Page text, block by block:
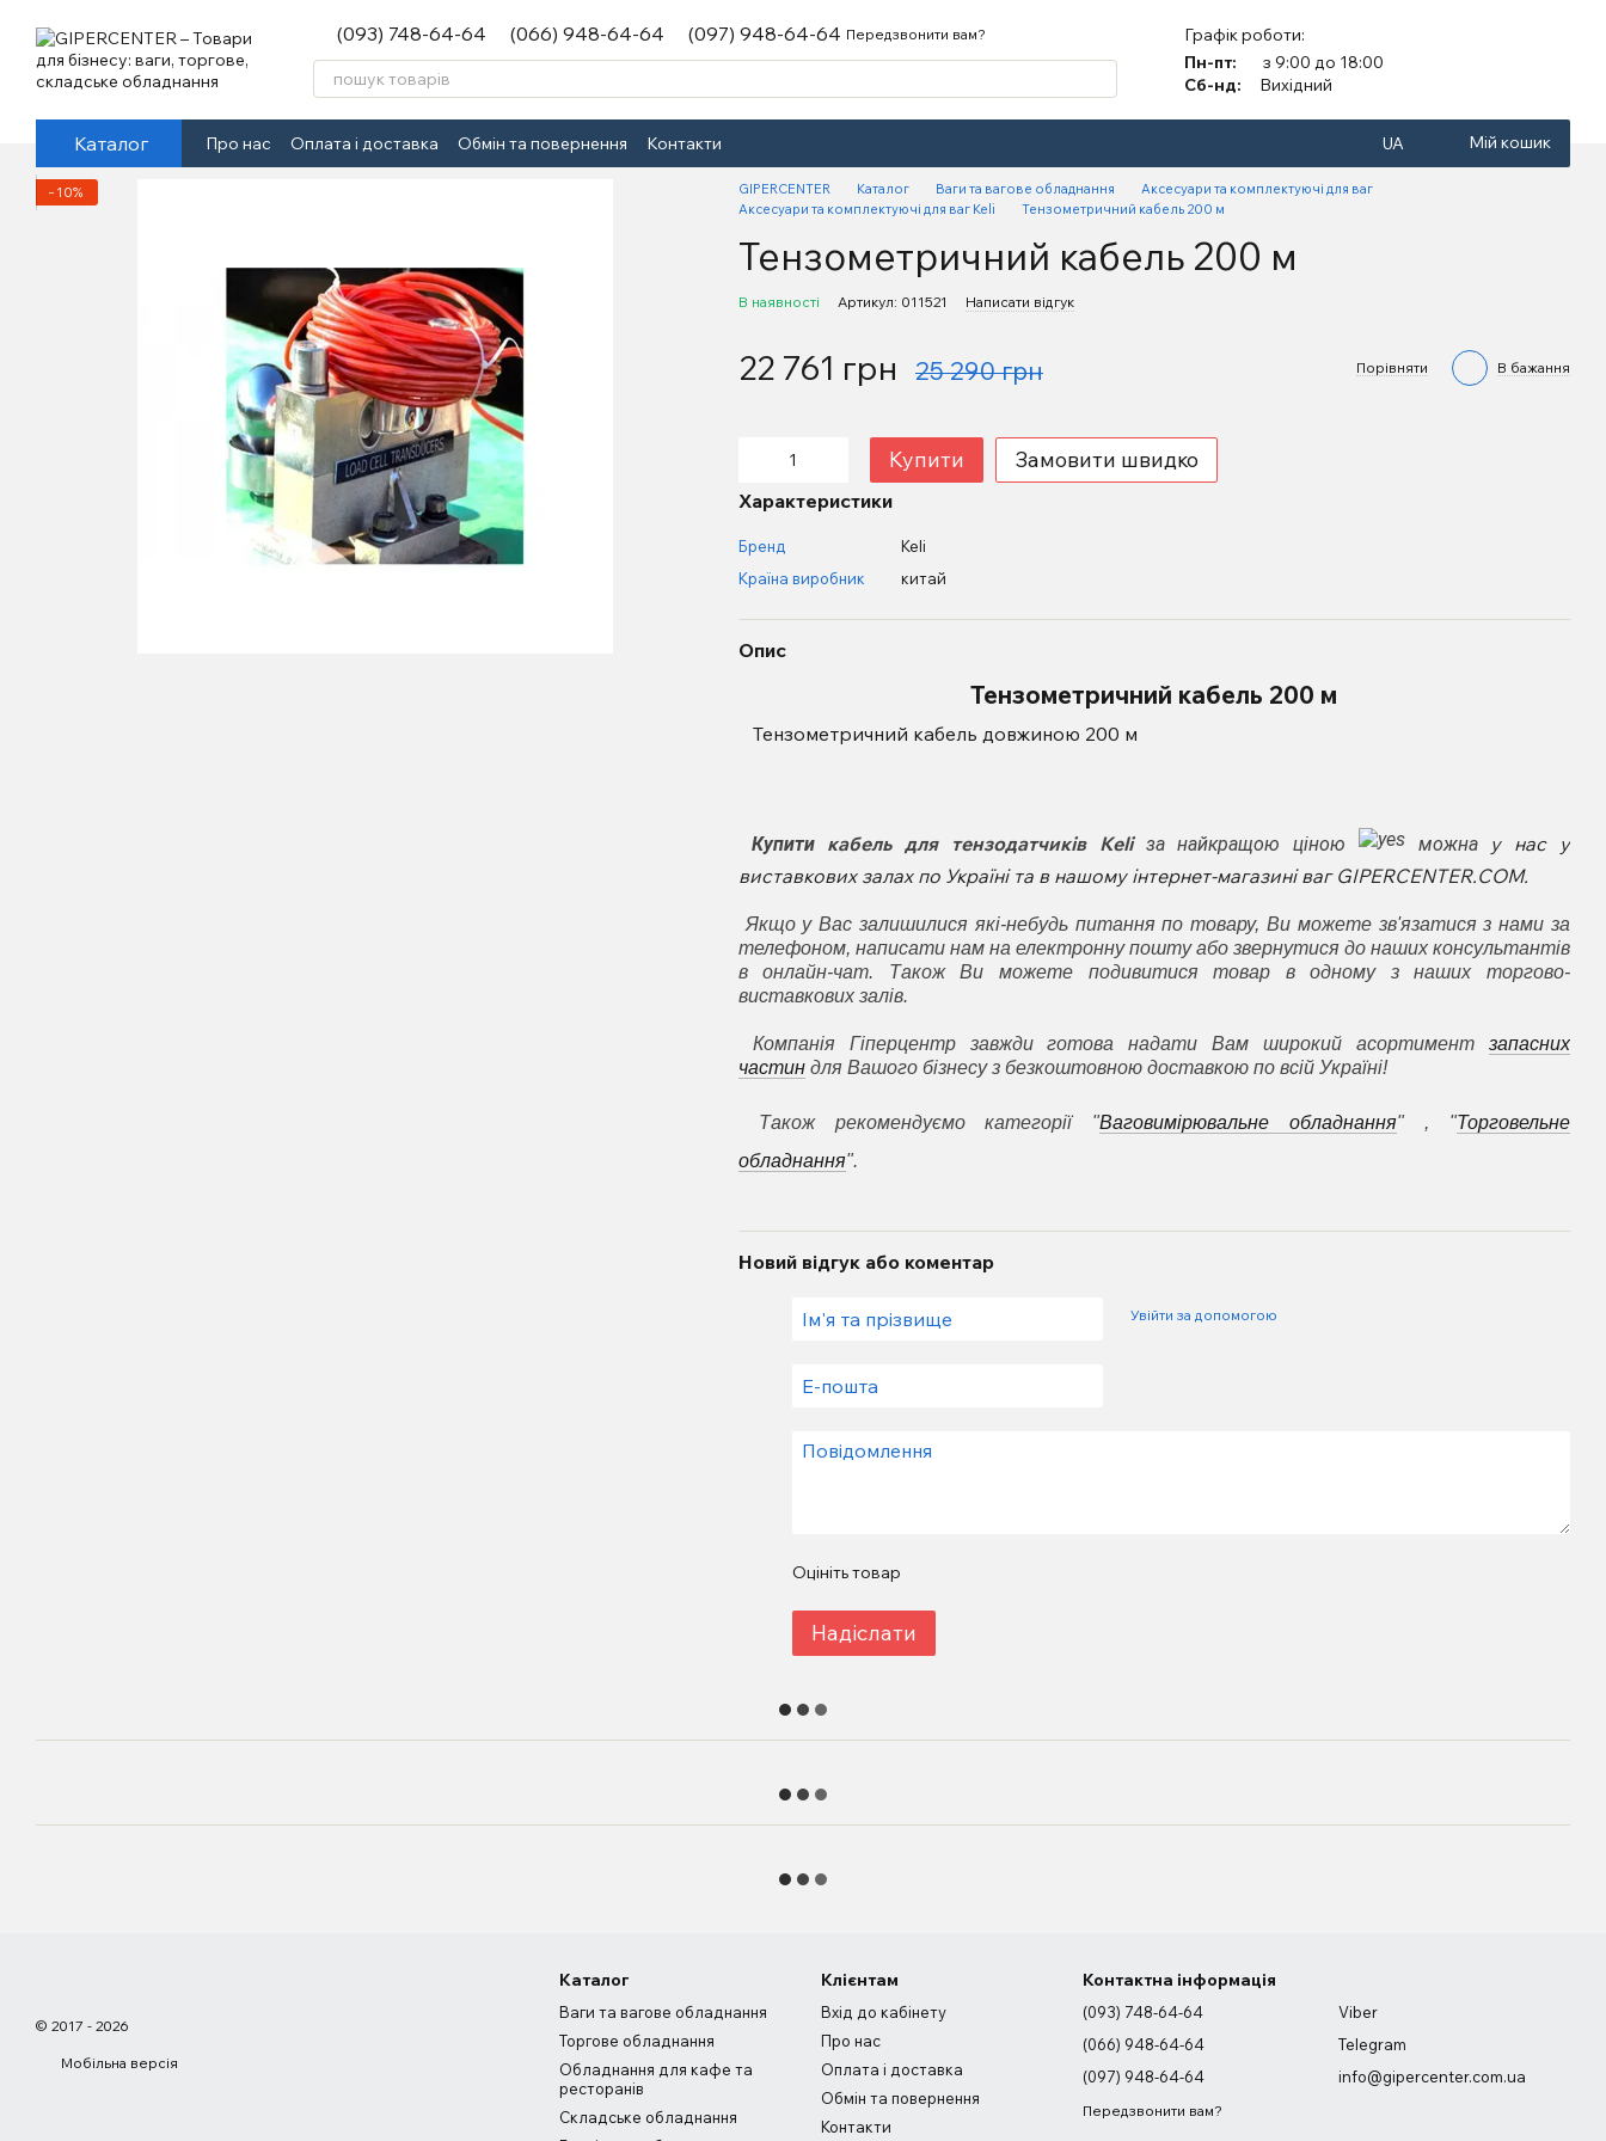
(093) 748-64-64 (066) 948-64-64 (097) 948-64-64 Передзвонити вам?
Графік роботи:
Пн-пт:
з 9:00 до 18:00
Сб-нд:
Вихідний
Каталог Про нас Оплата і доставка Обмін та повернення Контакти UA Мій кошик
−10% GIPERCENTER Каталог Ваги та вагове обладнання
Аксесуари та комплектуючі для ваг
Аксесуари та комплектуючі для ваг Keli
Тензометричний кабель 200 м
Тензометричний кабель 200 м
В наявності Артикул: 011521 Написати відгук
22 761 грн 25 290 грн Порівняти В бажання
Купити Замовити швидко
Характеристики
Бренд
Keli
Країна виробник
китай
Опис
Тензометричний кабель 200 м
Тензометричний кабель довжиною 200 м
Купити кабель для тензодатчиків Keliза найкращою ціною можна у нас у
виставкових залах по Україні та в нашому інтернет-магазині ваг GIPERCENTER.COM.
Якщо у Вас залишилися які-небудь питання по товару, Ви можете зв'язатися з нами за
телефоном, написати нам на електронну пошту або звернутися до наших консультантів
в онлайн-чат. Також Ви можете подивитися товар в одному з наших торгово-
виставкових залів.
Компанія Гіперцентр завжди готова надати Вам широкий асортимент запасних
частиндля Вашого бізнесу з безкоштовною доставкою по всій Україні!
Також рекомендуємо категорії"Ваговимірювальне обладнання" , "Торговельне
обладнання".
Новий відгук або коментар
Увійти за допомогою
Оцініть товар
Надіслати
© 2017 - 2026
Мобільна версія
Каталог
Ваги та вагове обладнання
Торгове обладнання
Обладнання для кафе та
ресторанів
Складське обладнання
Клієнтам
Вхід до кабінету
Про нас
Оплата і доставка
Обмін та повернення
Контакти
Контактна інформація
(093) 748-64-64
(066) 948-64-64
(097) 948-64-64
Передзвонити вам?
Viber
Telegram
info@gipercenter.com.ua